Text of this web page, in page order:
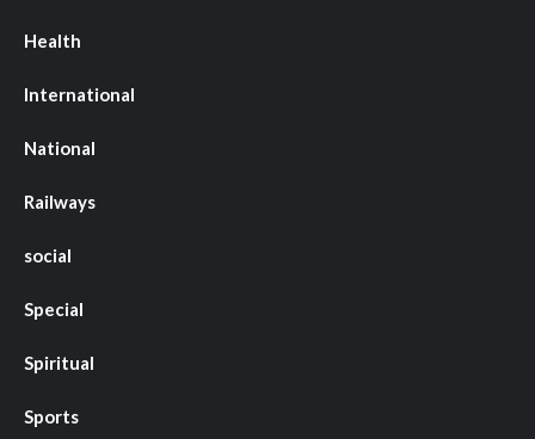
Health
International
National
Railways
social
Special
Spiritual
Sports